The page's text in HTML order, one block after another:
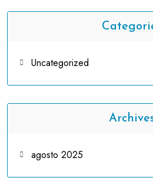
Uncategorized
agosto 2025